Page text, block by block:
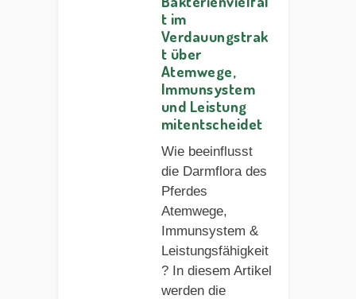
t im
Verdauungstrak
t über
Atemwege,
Immunsystem
und Leistung
mitentscheidet
Wie beeinflusst
die Darmflora des
Pferdes
Atemwege,
Immunsystem &
Leistungsfähigkeit
? In diesem Artikel
werden die